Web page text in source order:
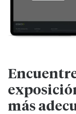
más